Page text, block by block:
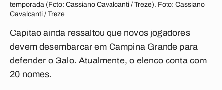
temporada (Foto: Cassiano Cavalcanti / Treze). Foto: Cassiano
Cavalcanti / Treze
Capitão ainda ressaltou que novos jogadores
devem desembarcar em Campina Grande para
defender o Galo. Atualmente, o elenco conta com
20 nomes.